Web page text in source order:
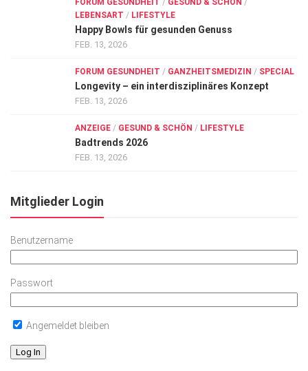
FORUM GESUNDHEIT / GESUND & SCHÖN /
LEBENSART / LIFESTYLE
Happy Bowls für gesunden Genuss
FEB. 13, 2026
FORUM GESUNDHEIT / GANZHEITSMEDIZIN / SPECIAL
Longevity – ein interdisziplinäres Konzept
FEB. 13, 2026
ANZEIGE / GESUND & SCHÖN / LIFESTYLE
Badtrends 2026
FEB. 13, 2026
Mitglieder Login
Benutzername
Passwort
Angemeldet bleiben